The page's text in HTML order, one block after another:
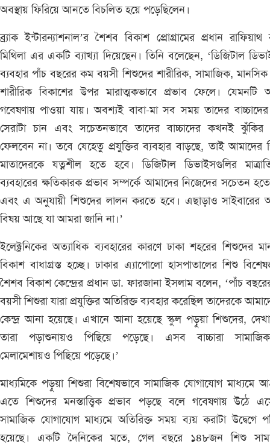
অবস্থায় ফিরিয়ে আনতে বিচলিত হয়ে পড়েছিলেন।
ব্র্যাক ইন্টারন্যাশনাল’র শৈশব বিকাশ প্রোগ্রামের প্রধান রাফিয়াথ
মিথিলা এর একটি ব্যাখ্যা দিয়েছেন। তিনি বলেছেন, ‘ডিজিটাল
ব্যবহার পাঁচ বছরের কম বয়সী শিশুদের শারীরিক, সামাজিক,
শারীরিক বিকাশের উপর মারাত্মকভাবে প্রভাব ফেলে। যেমনটি
গবেষণায় পাওয়া যায়। অবশ্যই বাবা-মা সব সময় তাদের
সেরাটা চান এবং সচেতনভাবে তাদের বাচ্চাদের কখনই ঝুঁকির
ফেলবেন না। তবে যেহেতু প্রযুক্তির ব্যবহার বাড়ছে, তাই আমাদের
মাতাদেরকে যত্নশীল হতে হবে। ডিজিটাল ডিভাইসগুলির
ব্যবহারের ক্ষতিকারক প্রভাব সম্পর্কে আমাদের নিজেদের সচেতন
এবং এ অনুযায়ী শিশুদের লালন করতে হবে। এছাড়াও সাইবারের
বিষয় আছে যা আমরা জানি না।’
ইলেক্ট্রনিকের অত্যাধিক ব্যবহারের কারণে ঢাকা শহরের শিশুদের
বিকাশ বাধাগ্রস্ত হচ্ছে। ঢাকার এ্যাপোলো হাসপাতালের শিশু
শৈশব বিকাশ কেন্দ্রের প্রধান ডা. ফারজানা ইসলাম বলেন, ‘পাঁচ
বয়সী শিশুরা যারা প্রযুক্তির অতিরিক্ত ব্যবহার করেছিল তাদেরকে
কেন্দ্র আনা হয়েছে। এখানে আনা হয়েছে স্কুল পড়ুয়া শিশুদের,
তারা পড়াশুনায়ও পিছিয়ে পড়েছে। এসব বাচ্চারা
মেলামেশায়ও পিছিয়ে পড়েছে।’
মাধ্যমিকে পড়ুয়া শিশুরা বিশেষভাবে সামাজিক যোগাযোগ মাধ্যমে
এতে শিশুদের মনস্তাত্ত্বিক প্রভাব পড়ছে বলে গবেষণায় উঠে
সামাজিক যোগাযোগ মাধ্যমে অতিরিক্ত সময় ব্যয় করাটা উদ্বেগে
হয়েছে। একটি দৈনিকের মতে, গেল বছরে ১৪৮জন শিশু